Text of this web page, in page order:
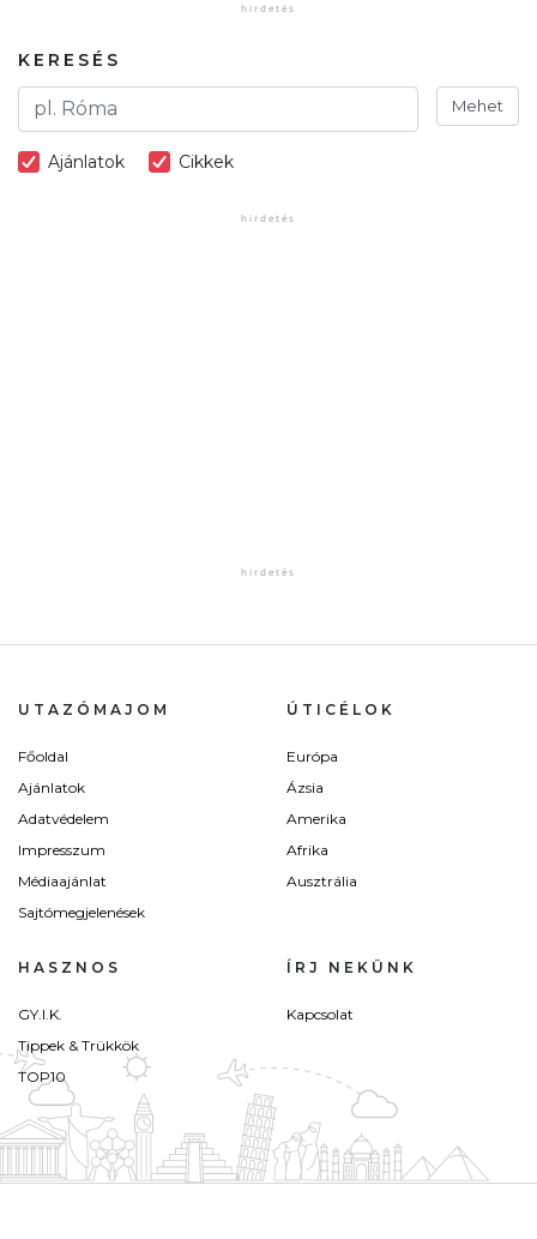
KERESÉS
Mehet
Ajánlatok Cikkek
UTAZÓMAJOM
Főoldal
Ajánlatok
Adatvédelem
Impresszum
Médiaajánlat
Sajtómegjelenések
ÚTICÉLOK
Európa
Ázsia
Amerika
Afrika
Ausztrália
HASZNOS
GY.I.K.
Tippek & Trükkök
TOP10
ÍRJ NEKÜNK
Kapcsolat